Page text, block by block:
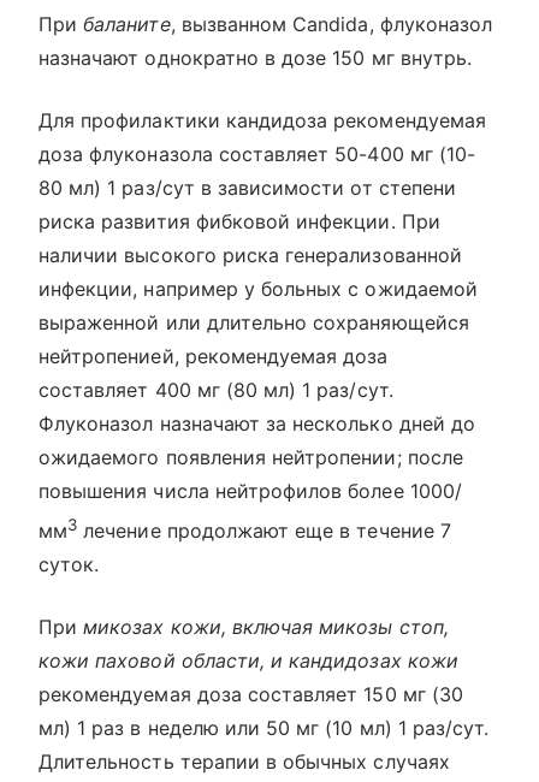
Прибаланите, вызванном Candida, флуконазол
назначают однократно в дозе 150 мг внутрь.
Для профилактики кандидоза рекомендуемая
доза флуконазола составляет 50-400 мг (10-
80 мл) 1 раз/сут в зависимости от степени
риска развития фибковой инфекции. При
наличии высокого риска генерализованной
инфекции, например у больных с ожидаемой
выраженной или длительно сохраняющейся
нейтропенией, рекомендуемая доза
составляет 400 мг (80 мл) 1 раз/сут.
Флуконазол назначают за несколько дней до
ожидаемого появления нейтропении; после
повышения числа нейтрофилов более 1000/
мм3 лечение продолжают еще в течение 7
суток.
Примикозах кожи, включая микозы стоп,
кожи паховой области, и кандидозах кожи
рекомендуемая доза составляет 150 мг (30
мл) 1 раз в неделю или 50 мг (10 мл) 1 раз/сут.
Длительность терапии в обычных случаях